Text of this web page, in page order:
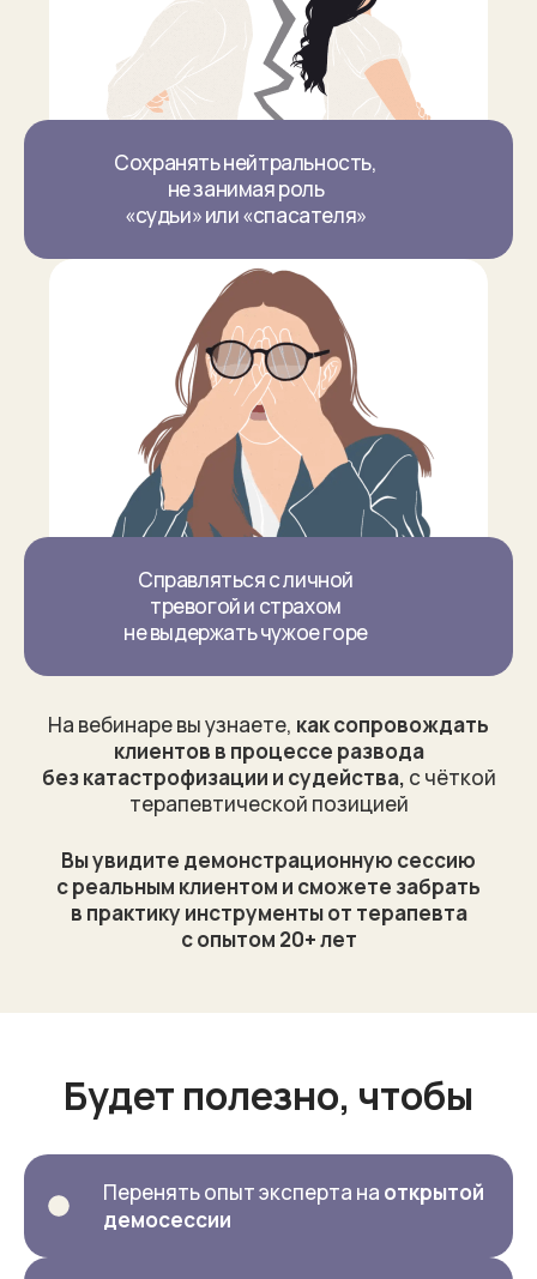
Сохранять нейтральность,
не занимая роль
«судьи» или «спасателя»
Справляться с личной
тревогой и страхом
не выдержать чужое горе
На вебинаре вы узнаете, как сопровождать
клиентов в процессе развода
без катастрофизации и судейства, с чёткой
терапевтической позицией
Вы увидите демонстрационную сессию
с реальным клиентом и сможете забрать
в практику инструменты от терапевта
с опытом 20+ лет
Будет полезно, чтобы
Перенять опыт эксперта на открытой
демосессии